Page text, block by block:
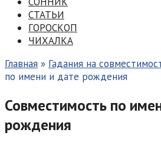
СТАТЬИ
ГОРОСКОП
ЧИХАЛКА
Главная » Гадания на
по имени и дате рождения
Совместимость по
рождения